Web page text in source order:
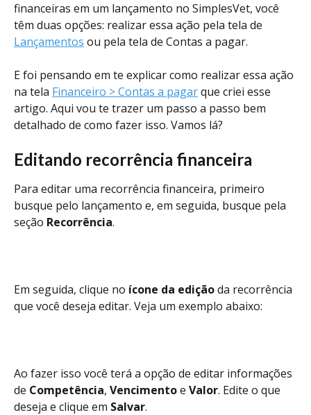
financeiras em um lançamento no SimplesVet, você
têm duas opções: realizar essa ação pela tela de
Lançamentos ou pela tela de Contas a pagar.
E foi pensando em te explicar como realizar essa ação
na tela Financeiro > Contas a pagar que criei esse
artigo. Aqui vou te trazer um passo a passo bem
detalhado de como fazer isso. Vamos lá?
Editando recorrência financeira
Para editar uma recorrência financeira, primeiro
busque pelo lançamento e, em seguida, busque pela
seção Recorrência.
Em seguida, clique no ícone da edição da recorrência
que você deseja editar. Veja um exemplo abaixo:
Ao fazer isso você terá a opção de editar informações
de Competência, Vencimento e Valor. Edite o que
deseja e clique em Salvar.